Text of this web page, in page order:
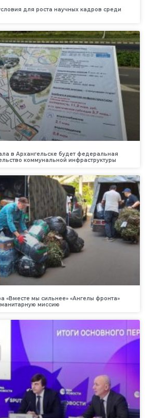
для роста научных кадров среди
в Архангельске будет федеральная
коммунальной инфраструктуры
«Вместе мы сильнее» «Ангелы фронта»
миссию